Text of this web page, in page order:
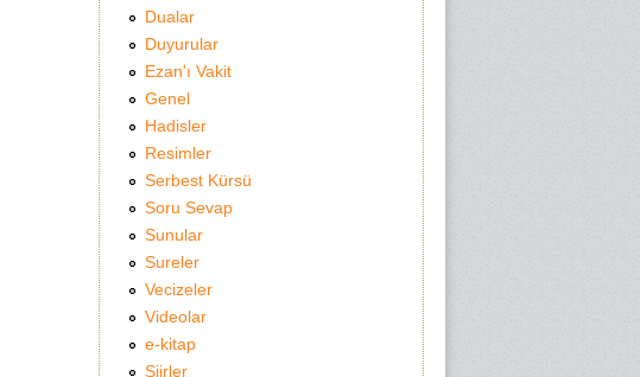
Dualar
Duyurular
Ezan'ı Vakit
Genel
Hadisler
Resimler
Serbest Kürsü
Soru Sevap
Sunular
Sureler
Vecizeler
Videolar
e-kitap
Şiirler